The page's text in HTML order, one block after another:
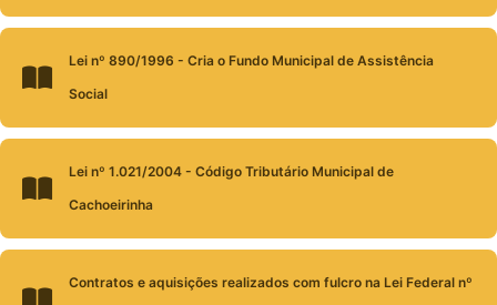
Lei nº 890/1996 - Cria o Fundo Municipal de Assistência
Social
Lei nº 1.021/2004 - Código Tributário Municipal de
Cachoeirinha
Contratos e aquisições realizados com fulcro na Lei Federal nº